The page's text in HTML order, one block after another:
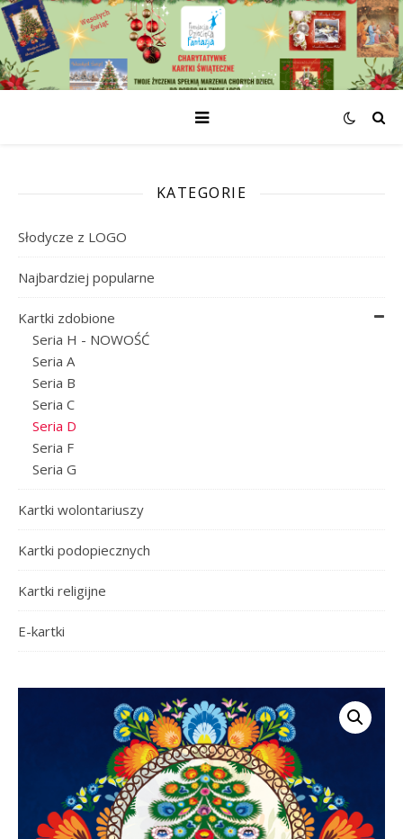
KATEGORIE
Słodycze z LOGO
Najbardziej popularne
Kartki zdobione
Seria H - NOWOŚĆ
Seria A
Seria B
Seria C
Seria D
Seria F
Seria G
Kartki wolontariuszy
Kartki podopiecznych
Kartki religijne
E-kartki